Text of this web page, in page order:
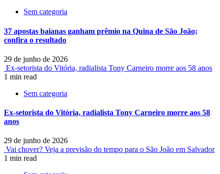
Sem categoria
37 apostas baianas ganham prêmio na Quina de São João;
confira o resultado
29 de junho de 2026
Ex-setorista do Vitória, radialista Tony Carneiro morre aos 58 anos
1 min read
Sem categoria
Ex-setorista do Vitória, radialista Tony Carneiro morre aos 58
anos
29 de junho de 2026
Vai chover? Veja a previsão do tempo para o São João em Salvador
1 min read